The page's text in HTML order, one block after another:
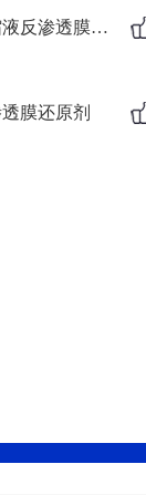
浓缩液反渗透膜阻垢剂
膜还原剂